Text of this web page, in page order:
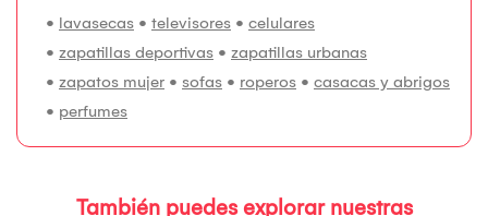
• lavasecas • televisores • celulares
• zapatillas deportivas • zapatillas urbanas
• zapatos mujer • sofas • roperos • casacas y abrigos
• perfumes
También puedes explorar nuestras